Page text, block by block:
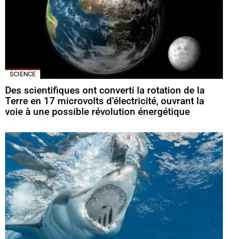
SCIENCE
Des scientifiques ont converti la rotation de la
Terre en 17 microvolts d’électricité, ouvrant la
voie à une possible révolution énergétique